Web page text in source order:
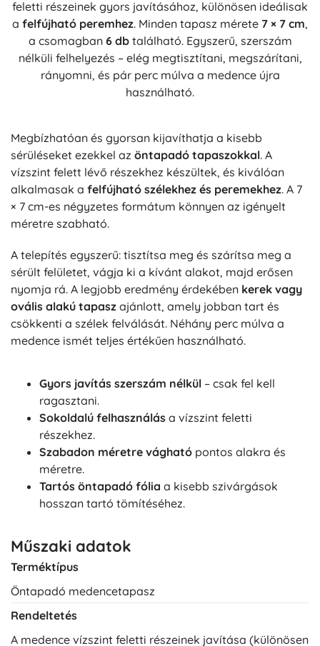
feletti részeinek gyors javításához, különösen ideálisak
a felfújható peremhez. Minden tapasz mérete 7 × 7 cm,
a csomagban 6 dbtalálható. Egyszerű, szerszám
nélküli felhelyezés – elég megtisztítani, megszárítani,
rányomni, és pár perc múlva a medence újra
használható.
Megbízhatóan és gyorsan kijavíthatja a kisebb
sérüléseket ezekkel az öntapadó tapaszokkal. A
vízszint felett lévő részekhez készültek, és kiválóan
alkalmasak a felfújható szélekhez és peremekhez. A 7
× 7 cm-es négyzetes formátum könnyen az igényelt
méretre szabható.
A telepítés egyszerű: tisztítsa meg és szárítsa meg a
sérült felületet, vágja ki a kívánt alakot, majd erősen
nyomja rá. A legjobb eredmény érdekében kerek vagy
ovális alakú tapasz ajánlott, amely jobban tart és
csökkenti a szélek felválását. Néhány perc múlva a
medence ismét teljes értékűen használható.
Gyors javítás szerszám nélkül – csak fel kell
ragasztani.
Sokoldalú felhasználás a vízszint feletti
részekhez.
Szabadon méretre vágható pontos alakra és
méretre.
Tartós öntapadó fólia a kisebb szivárgások
hosszan tartó tömítéséhez.
Műszaki adatok
Terméktípus
Öntapadó medencetapasz
Rendeltetés
A medence vízszint feletti részeinek javítása (különösen